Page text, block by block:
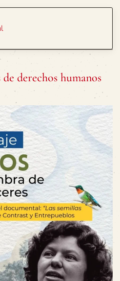
de derechos humanos